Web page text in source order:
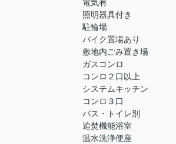
電気有
照明器具付き
駐輪場
バイク置場あり
敷地内ごみ置き場
ガスコンロ
コンロ２口以上
システムキッチン
コンロ３口
バス・トイレ別
追焚機能浴室
温水洗浄便座